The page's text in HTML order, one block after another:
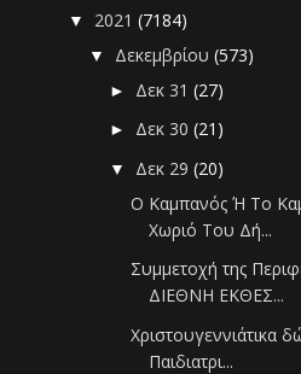
▼ 2021(7184)
▼ Δεκεμβρίου(573)
► Δεκ 31(27)
► Δεκ 30(21)
▼ Δεκ 29(20)
Ο Καμπανός Ή Το
Χωριό Του Δή...
Συμμετοχή της
ΔΙΕΘΝΗ ΕΚΘΕΣ...
Χριστουγεννιάτικα
Παιδιατρι...